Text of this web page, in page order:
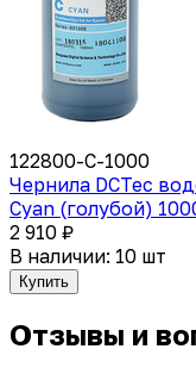
122800-C-1000
Чернила DCTec
Cyan (голубой)
2 910 ₽
В наличии: 10 шт
Купить
Отзывы и